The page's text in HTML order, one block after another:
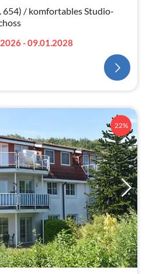
/ komfortables Studio-
- 09.01.2028
22%